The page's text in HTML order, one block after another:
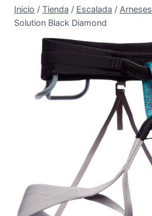
Inicio / Tienda / Escalada / Arneses
Solution Black Diamond